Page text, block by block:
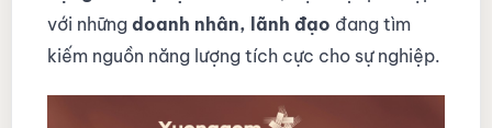
với nhữngdoanh nhân, lãnh đạo đang tìm
kiếm nguồn năng lượng tích cực cho sự nghiệp.